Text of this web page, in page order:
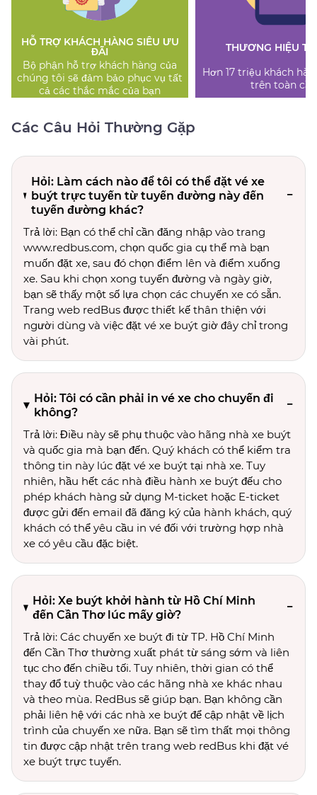
HỖ TRỢ KHÁCH HÀNG SIÊU ƯU
ĐÃI
Bộ phận hỗ trợ khách hàng của
chúng tôi sẽ đảm bảo phục vụ tất
cả các thắc mắc của bạn
THƯƠNG HIỆU
Hơn 17 triệu khách
trên toàn cầu
Các Câu Hỏi Thường Gặp
Hỏi: Làm cách nào để tôi có thể đặt vé xe
buýt trực tuyến từ tuyến đường này đến
tuyến đường khác?
Trả lời: Bạn có thể chỉ cần đăng nhập vào trang
www.redbus.com, chọn quốc gia cụ thể mà bạn
muốn đặt xe, sau đó chọn điểm lên và điểm xuống
xe. Sau khi chọn xong tuyến đường và ngày giờ,
bạn sẽ thấy một số lựa chọn các chuyến xe có sẵn.
Trang web redBus được thiết kế thân thiện với
người dùng và việc đặt vé xe buýt giờ đây chỉ trong
vài phút.
Hỏi: Tôi có cần phải in vé xe cho chuyến đi
không?
Trả lời: Điều này sẽ phụ thuộc vào hãng nhà xe buýt
và quốc gia mà bạn đến. Quý khách có thể kiểm tra
thông tin này lúc đặt vé xe buýt tại nhà xe. Tuy
nhiên, hầu hết các nhà điều hành xe buýt đếu cho
phép khách hàng sử dụng M-ticket hoặc E-ticket
được gửi đến email đã đăng ký của hành khách, quý
khách có thể yêu cầu in vé đối với trường hợp nhà
xe có yêu cầu đặc biệt.
Hỏi: Xe buýt khởi hành từ Hồ Chí Minh
đến Cần Thơ lúc mấy giờ?
Trả lời: Các chuyến xe buýt đi từ TP. Hồ Chí Minh
đến Cần Thơ thường xuất phát từ sáng sớm và liên
tục cho đến chiều tối. Tuy nhiên, thời gian có thể
thay đổ tuỳ thuộc vào các hãng nhà xe khác nhau
và theo mùa. RedBus sẽ giúp bạn. Bạn không cần
phải liên hệ với các nhà xe buýt để cập nhật về lịch
trình của chuyến xe nữa. Bạn sẽ tìm thất mọi thông
tin được cập nhật trên trang web redBus khi đặt vé
xe buýt trực tuyến.